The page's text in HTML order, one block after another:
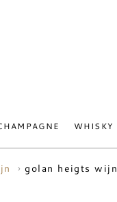
WHISKY
golan heigts wijn